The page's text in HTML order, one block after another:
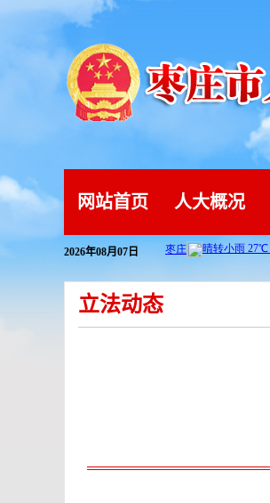
网站首页 人大概况
2026年08月07日
立法动态